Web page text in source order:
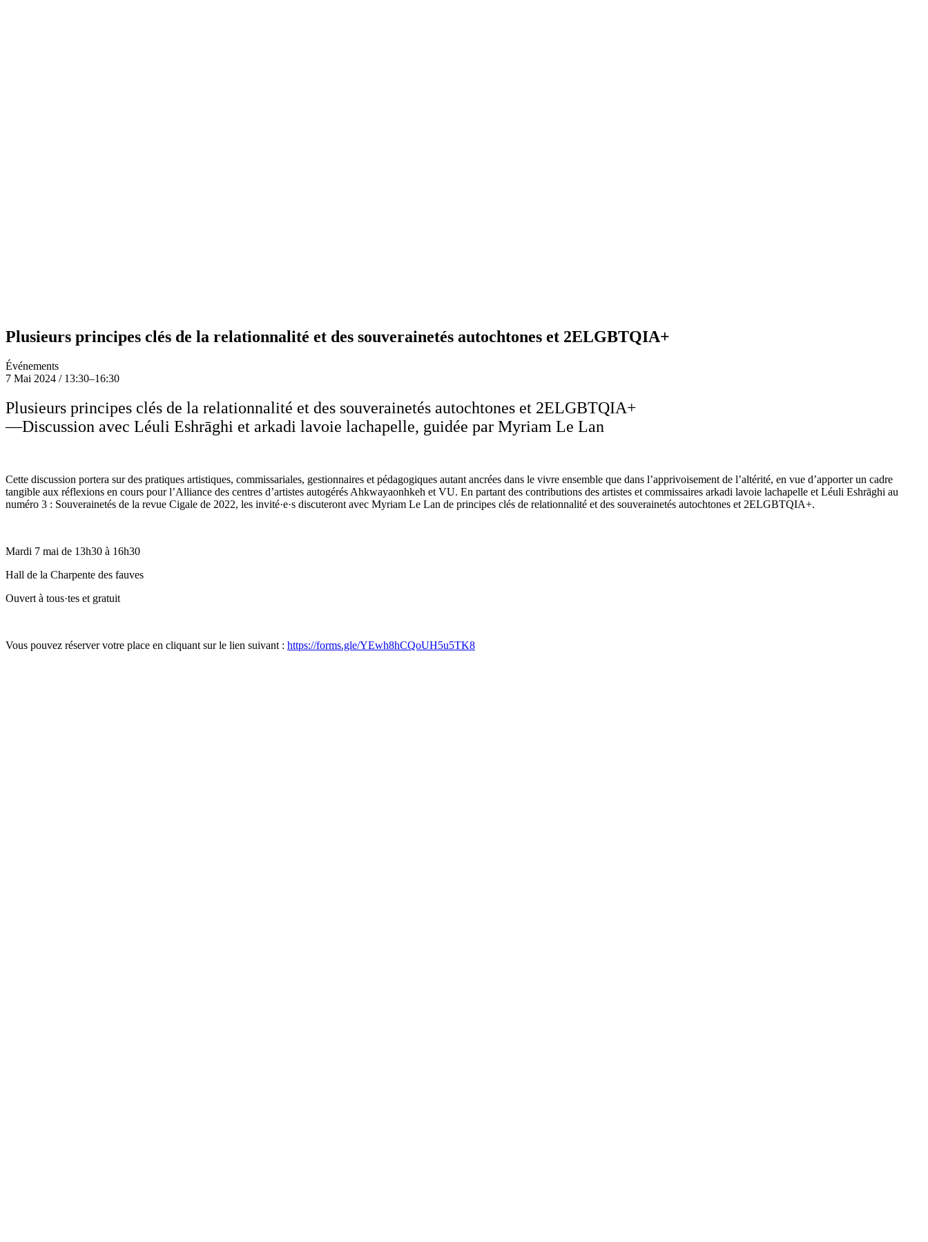
Plusieurs principes clés de la relationnalité et des souverainetés autochtones et 2ELGBTQIA+
Événements
7 Mai 2024 / 13:30–16:30
Plusieurs principes clés de la relationnalité et des souverainetés autochtones et 2ELGBTQIA+
—Discussion avec Léuli Eshrāghi et arkadi lavoie lachapelle, guidée par Myriam Le Lan
Cette discussion portera sur des pratiques artistiques, commissariales, gestionnaires et pédagogiques autant ancrées dans le vivre ensemble que dans l’apprivoisement de l’altérité, en vue d’apporter un cadre
tangible aux réflexions en cours pour l’Alliance des centres d’artistes autogérés Ahkwayaonhkeh et VU. En partant des contributions des artistes et commissaires arkadi lavoie lachapelle et Léuli Eshrāghi au
numéro 3 : Souverainetés de la revue Cigale de 2022, les invité·e·s discuteront avec Myriam Le Lan de principes clés de relationnalité et des souverainetés autochtones et 2ELGBTQIA+.
Mardi 7 mai de 13h30 à 16h30
Hall de la Charpente des fauves
Ouvert à tous·tes et gratuit
Vous pouvez réserver votre place en cliquant sur le lien suivant : https://forms.gle/YEwh8hCQoUH5u5TK8